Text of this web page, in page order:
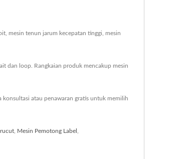
mesin tenun jarum kecepatan tinggi, mesin
dan loop. Rangkaian produk mencakup mesin
atau penawaran gratis untuk memilih
Mesin Pemotong Label